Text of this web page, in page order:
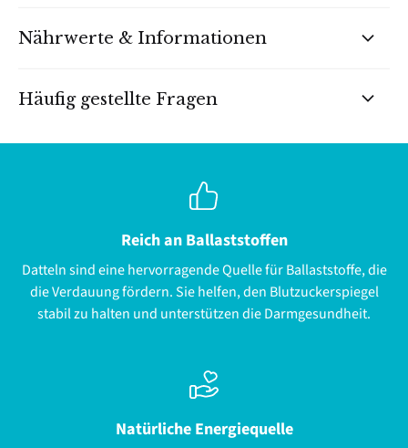
Nährwerte & Informationen
Häufig gestellte Fragen
Reich an Ballaststoffen
Datteln sind eine hervorragende Quelle für Ballaststoffe, die
die Verdauung fördern. Sie helfen, den Blutzuckerspiegel
stabil zu halten und unterstützen die Darmgesundheit.
Natürliche Energiequelle